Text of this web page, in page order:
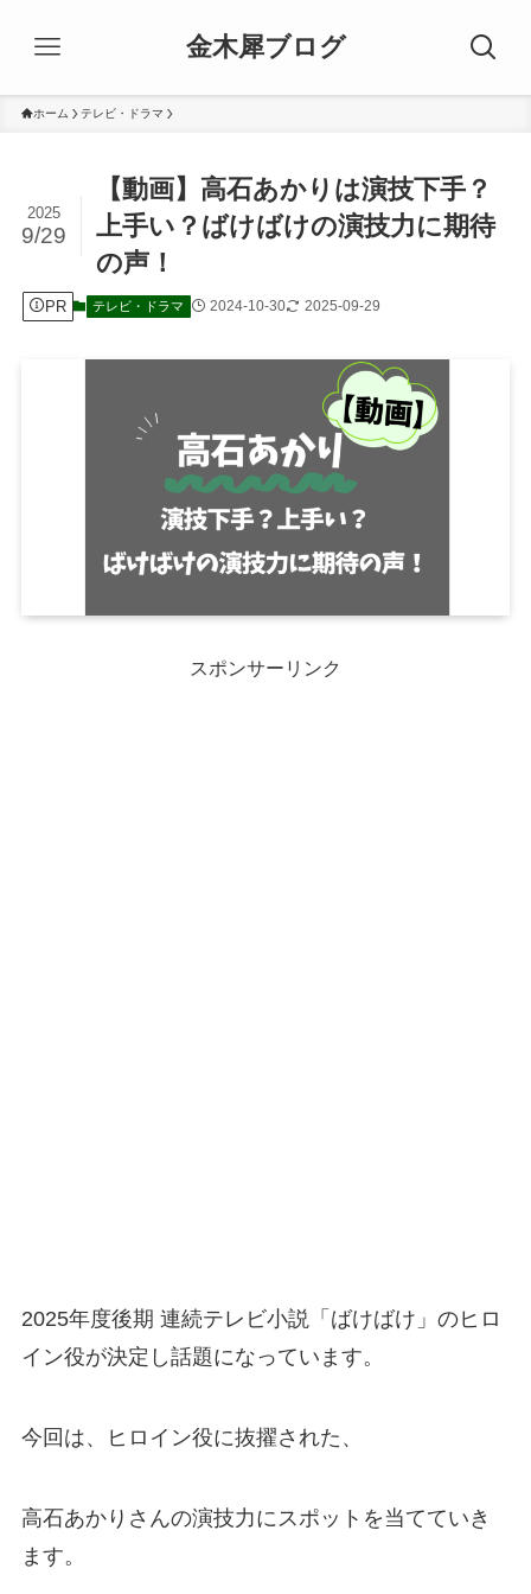
金木犀ブログ
ホーム テレビ・ドラマ
【動画】高石あかりは演技下手？
上手い？ばけばけの演技力に期待
の声！
2025
9/29
PR テレビ・ドラマ 2024-10-30 2025-09-29
スポンサーリンク
2025年度後期 連続テレビ小説「ばけばけ」のヒロ
イン役が決定し話題になっています。
今回は、ヒロイン役に抜擢された、
高石あかりさんの演技力にスポットを当てていき
ます。